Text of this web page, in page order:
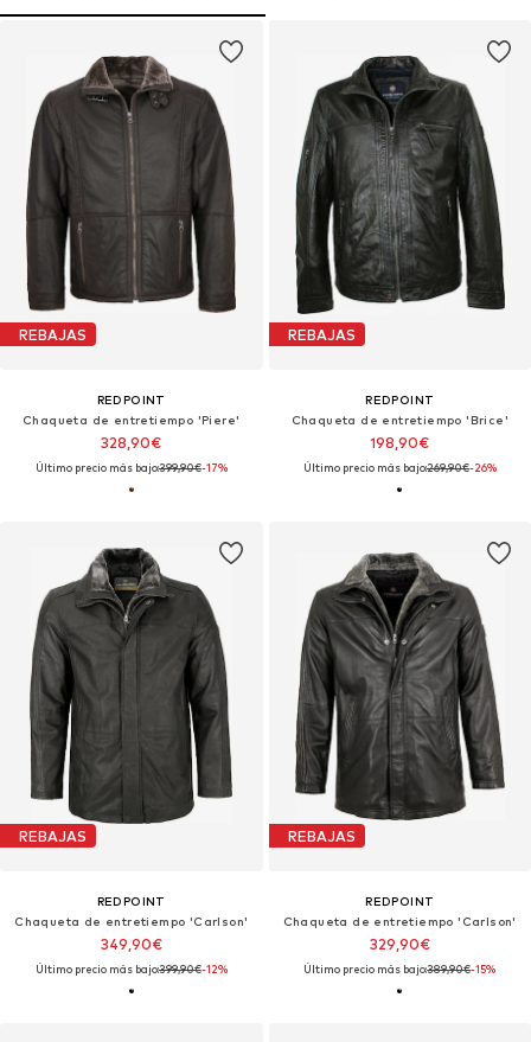
REBAJAS
REDPOINT
Chaqueta de entretiempo 'Piere'
328,90€
Último precio más bajo:399,90€-17%
REBAJAS
REDPOINT
Chaqueta de entretiempo 'Brice'
198,90€
Último precio más bajo:269,90€-26%
REBAJAS
REDPOINT
Chaqueta de entretiempo 'Carlson'
349,90€
Último precio más bajo:399,90€-12%
REBAJAS
REDPOINT
Chaqueta de entretiempo 'Carlson'
329,90€
Último precio más bajo:389,90€-15%